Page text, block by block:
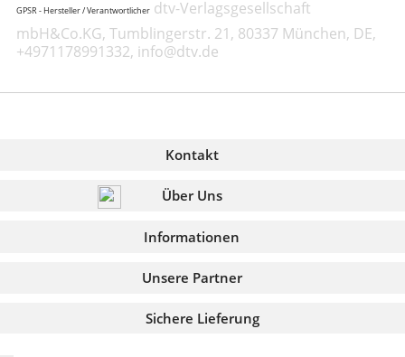
GPSR - Hersteller / Verantwortlicher dtv-Verlagsgesellschaft
mbH&Co.KG, Tumblingerstr. 21, 80337 München, DE,
+4971178991332, info@dtv.de
Kontakt
Über Uns
Informationen
Sichere Lieferung
Unsere Partner